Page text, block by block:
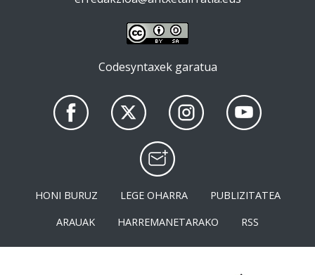
Codesyntaxek garatua
HONI BURUZ LEGE OHARRA
PUBLIZITATEA
ARAUAK
HARREMANETARAKO RSS